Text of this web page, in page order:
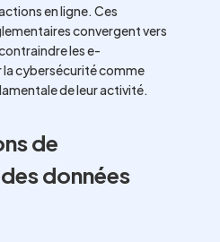
en ligne. Ces
convergent vers
les e-
cybersécurité comme
de leur activité.
de
données